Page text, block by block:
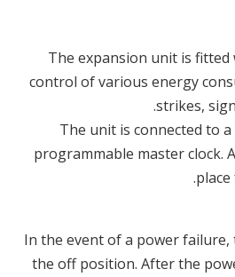
The expansion unit is
control of various energy
strikes,
The unit is connected to a
programmable master clock.
In the event of a power
the off position. After the